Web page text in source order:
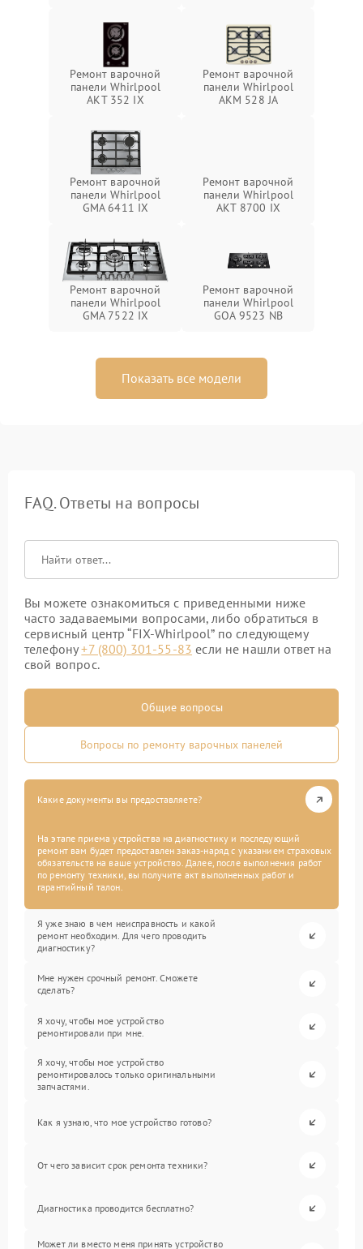
Ремонт варочной
панели Whirlpool
AKT 352 IX
Ремонт варочной
панели Whirlpool
AKM 528 JA
Ремонт варочной
панели Whirlpool
GMA 6411 IX
Ремонт варочной
панели Whirlpool
AKT 8700 IX
Ремонт варочной
панели Whirlpool
GMA 7522 IX
Ремонт варочной
панели Whirlpool
GOA 9523 NB
Показать все модели
FAQ. Ответы на вопросы
Вы можете ознакомиться с приведенными ниже
часто задаваемыми вопросами, либо обратиться в
сервисный центр “FIX-Whirlpool” по следующему
телефону+7 (800) 301-55-83 если не нашли ответ на
свой вопрос.
Общие вопросы
Вопросы по ремонту варочных панелей
Какие документы вы предоставляете?
На этапе приема устройства на диагностику и последующий
ремонт вам будет предоставлен заказ-наряд с указанием страховых
обязательств на ваше устройство. Далее, после выполнения работ
по ремонту техники, вы получите акт выполненных работ и
гарантийный талон.
Я уже знаю в чем неисправность и какой
ремонт необходим. Для чего проводить
диагностику?
Мне нужен срочный ремонт. Сможете
сделать?
Я хочу, чтобы мое устройство
ремонтировали при мне.
Я хочу, чтобы мое устройство
ремонтировалось только оригинальными
запчастями.
Как я узнаю, что мое устройство готово?
От чего зависит срок ремонта техники?
Диагностика проводится бесплатно?
Может ли вместо меня принять устройство